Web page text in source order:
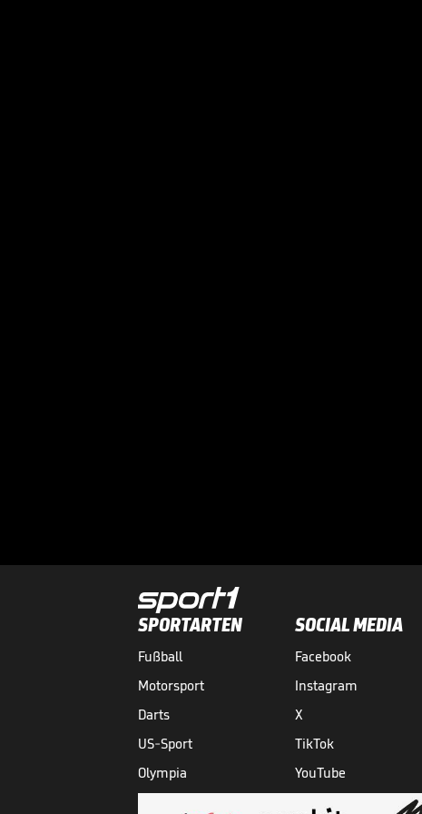
SPORTARTEN
Fußball
Motorsport
Darts
US-Sport
Olympia
SOCIAL MEDIA
Facebook
Instagram
X
TikTok
YouTube